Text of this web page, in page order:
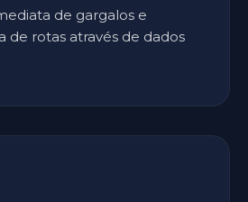
de gargalos e
de rotas através de dados